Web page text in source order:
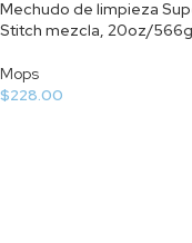
Mechudo de limpieza
Stitch mezcla, 20oz/
Mops
$228.00